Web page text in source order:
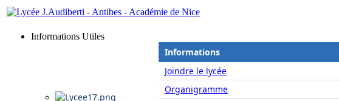
Informations Utiles
Informations
Joindre le lycée
Organigramme